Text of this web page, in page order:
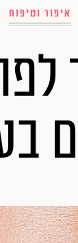
איפור וטיפוח